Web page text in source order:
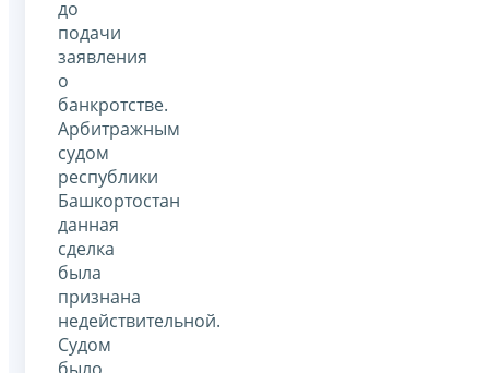
до
подачи
заявления
о
банкротстве.
Арбитражным
судом
республики
Башкортостан
данная
сделка
была
признана
недействительной.
Судом
было